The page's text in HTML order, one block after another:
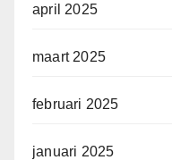
april 2025
maart 2025
februari 2025
januari 2025